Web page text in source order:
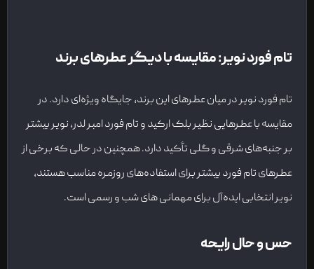
تام فورد نویر: مقایسه با دیگر عطرهای برند
تام فورد نویر در میان عطرهای این برند، جایگاه ویژه‌ای دارد. در
مقایسه با عطرهایی نظیر بلک ارکید و تام فورد امبر لدر، نویر بیشتر
بر جنبه‌های شرقی و گلی تأکید دارد. همچنین در حالی که برخی از
عطرهای تام فورد بیشتر برای استفاده‌های روزمره مناسب هستند،
نویر انتخابی ایده‌آل برای مهمانی های شب‌ و رسمی است.
حس و حال رایحه